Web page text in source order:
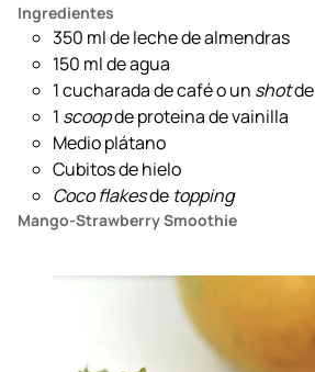
Ingredientes
350 ml de leche de almendras
150 ml de agua
1 cucharada de café o un shotde
1 scoopde proteina de vainilla
Medio plátano
Cubitos de hielo
Coco flakesde topping
Mango-Strawberry Smoothie